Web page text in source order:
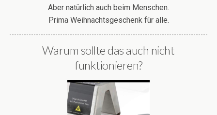
Aber natürlich auch beim Menschen.
Prima Weihnachtsgeschenk für alle.
Warum sollte das auch nicht
funktionieren?